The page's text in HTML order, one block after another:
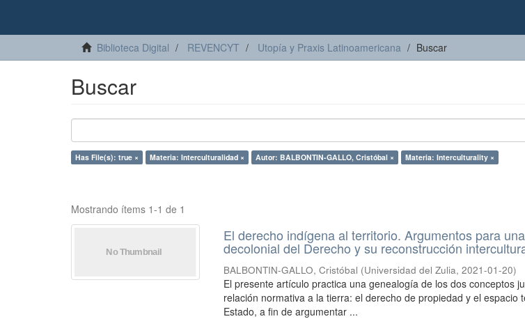
Biblioteca Digital REVENCYT Utopía y Praxis Latinoamericana Buscar
Buscar
Has File(s): true × Materia: Interculturalidad × Autor: BALBONTIN-GALLO, Cristóbal × Materia: Interculturality ×
Mostrando ítems 1-1 de 1
El derecho indígena al territorio. Argumentos para
decolonial del Derecho y su reconstrucción
BALBONTIN-GALLO, Cristóbal (Universidad del Zulia,2021-01-20)
El presente artículo practica una genealogía de los dos conceptos
relación normativa a la tierra: el derecho de propiedad y el espacio
Estado, a fin de argumentar ...